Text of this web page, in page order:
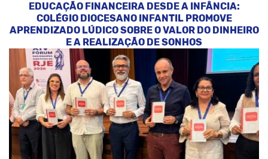
EDUCAÇÃO FINANCEIRA DESDE A INFÂNCIA:
COLÉGIO DIOCESANO INFANTIL PROMOVE
APRENDIZADO LÚDICO SOBRE O VALOR DO DINHEIRO
E A REALIZAÇÃO DE SONHOS